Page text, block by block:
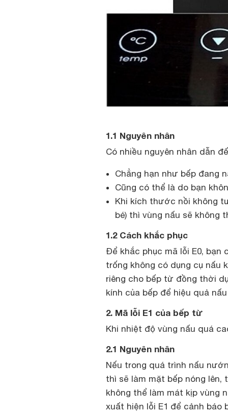
1.1 Nguyên nhân
Có nhiều nguyên nhân dẫn
Chẳng hạn như bếp đang
Cũng có thể là do bạn
Khi kích thước nồi không
bé) thì vùng nấu sẽ không
1.2 Cách khắc phục
Để khắc phục mã lỗi E0, bạn
trống không có dụng cụ nấu
riêng cho bếp từ đồng thời
kính của bếp để hiệu quả
2. Mã lỗi E1 của bếp từ
Khi nhiệt độ vùng nấu quá
2.1 Nguyên nhân
Nếu trong quá trình nấu
thì sẽ làm mặt bếp nóng
không thể làm mát kịp vùng
xuất hiện lỗi E1 để cảnh báo